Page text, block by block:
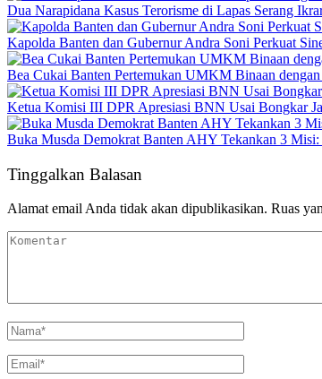
Dua Narapidana Kasus Terorisme di Lapas Serang
Kapolda Banten dan Gubernur Andra Soni Perkuat
Bea Cukai Banten Pertemukan UMKM Binaan
Ketua Komisi III DPR Apresiasi BNN Usai Bongkar
Buka Musda Demokrat Banten AHY Tekankan 3
Tinggalkan Balasan
Alamat email Anda tidak akan dipublikasikan. Ruas